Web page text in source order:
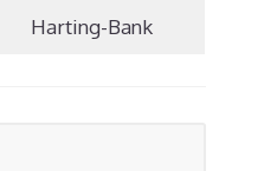
Harting-Bank